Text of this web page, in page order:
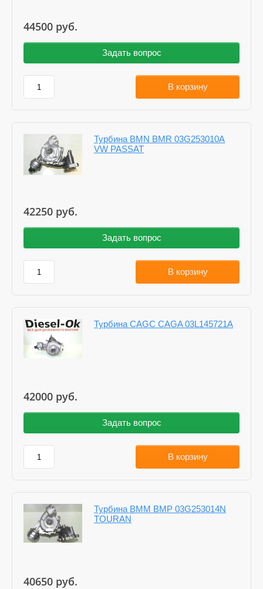
44500 руб.
Задать вопрос
В корзину
Турбина BMN BMR 03G253010A
VW PASSAT
42250 руб.
Задать вопрос
В корзину
Турбина CAGC CAGA 03L145721A
42000 руб.
Задать вопрос
В корзину
Турбина BMM BMP 03G253014N
TOURAN
40650 руб.